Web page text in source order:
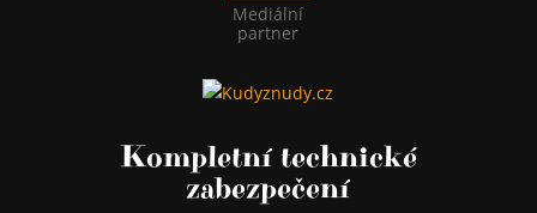
Mediální
partner
Kompletní technické
zabezpečení